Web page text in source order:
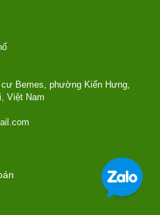
Bemes, phường Kiến Hưng,
Việt Nam